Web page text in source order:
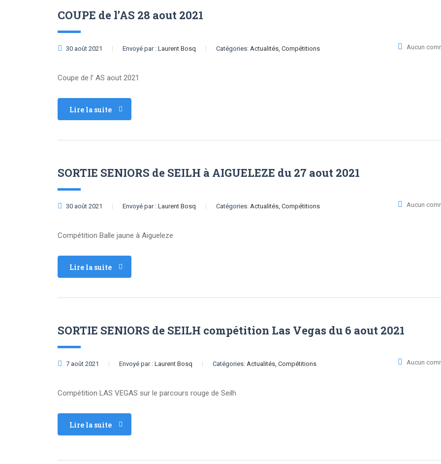
COUPE de l’AS 28 aout 2021
30 août 2021 Envoyé par : Laurent Bosq Catégories: Actualités, Compétitions Aucun
Coupe de l’ AS aout 2021
Lire la suite
SORTIE SENIORS de SEILH à AIGUELEZE du 27 aout 2021
30 août 2021 Envoyé par : Laurent Bosq Catégories: Actualités, Compétitions Aucun
Compétition Balle jaune à Aigueleze
Lire la suite
SORTIE SENIORS de SEILH compétition Las Vegas du 6 aout 2021
7 août 2021 Envoyé par : Laurent Bosq Catégories: Actualités, Compétitions Aucun
Compétition LAS VEGAS sur le parcours rouge de Seilh
Lire la suite